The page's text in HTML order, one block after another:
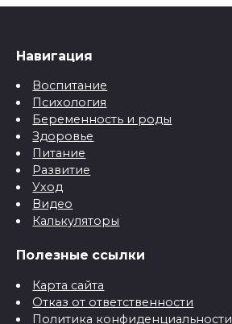
Навигация
Воспитание
Психология
Беременность и роды
Здоровье
Питание
Развитие
Уход
Видео
Калькуляторы
Полезные ссылки
Карта сайта
Отказ от ответственности
Политика конфиденциальности